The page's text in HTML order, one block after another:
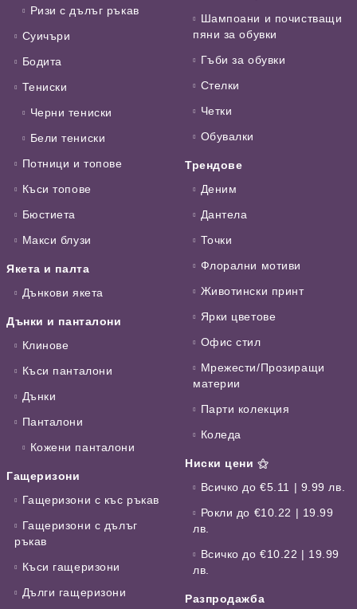
Ризи с дълъг ръкав
Суичъри
Бодита
Тениски
Черни тениски
Бели тениски
Потници и топове
Къси топове
Бюстиета
Макси блузи
Якета и палта
Дънкови якета
Дънки и панталони
Клинове
Къси панталони
Дънки
Панталони
Кожени панталони
Гащеризони
Гащеризони с къс ръкав
Гащеризони с дълъг
ръкав
Къси гащеризони
Дълги гащеризони
Шампоани и почистващи
пяни за обувки
Гъби за обувки
Стелки
Четки
Обувалки
Трендове
Деним
Дантела
Точки
Флорални мотиви
Животински принт
Ярки цветове
Офис стил
Мрежести/Прозиращи
материи
Парти колекция
Коледа
Ниски цени ⚝
Всичко до €5.11 | 9.99 лв.
Рокли до €10.22 | 19.99
лв.
Всичко до €10.22 | 19.99
лв.
Разпродажба